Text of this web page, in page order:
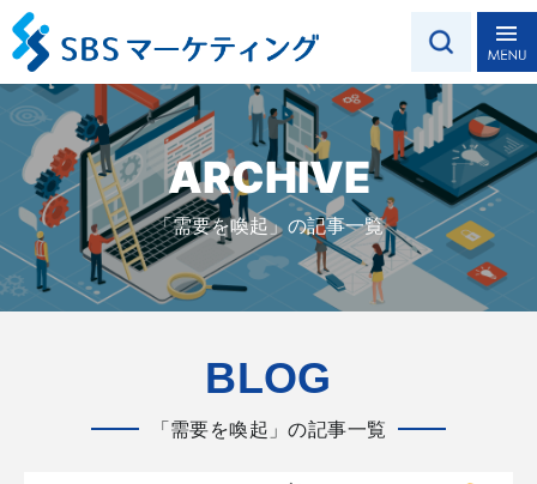
ARCHIVE
「需要を喚起」の記事一覧
BLOG
「需要を喚起」の記事一覧